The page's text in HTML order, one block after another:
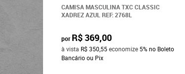
CAMISA MASCULINA TXC CLASSIC
XADREZ AZUL REF: 2768L
por R$ 369,00
à vista R$ 350,55economize 5% no Boleto
Bancário ou Pix